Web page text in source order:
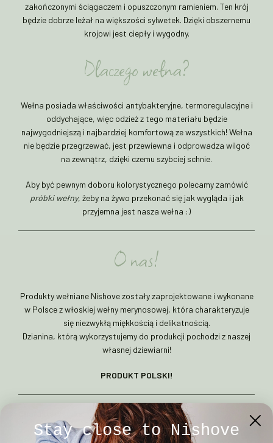
zakończonymi ściągaczem i opuszczonym ramieniem. Ten krój
będzie dobrze leżał na większości sylwetek. Dzięki obszernemu
krojowi jest ciepły i wygodny.
Dlaczego wełna?
Wełna posiada właściwości antybakteryjne, termoregulacyjne i
oddychające, więc odzież z tego materiału będzie
najwygodniejszą i najbardziej komfortową ze wszystkich! Wełna
nie będzie przegrzewać, jest przewiewna i odprowadza wilgoć
na zewnątrz, dzięki czemu szybciej schnie.
Aby być pewnym doboru kolorystycznego polecamy zamówić
próbki wełny, żeby na żywo przekonać się jak wygląda i jak
przyjemna jest nasza wełna :)
O nas!
Produkty wełniane Nishove zostały zaprojektowane i wykonane
w Polsce z włoskiej wełny merynosowej, która charakteryzuje
się niezwykłą miękkością i delikatnością.
Dzianina, którą wykorzystujemy do produkcji pochodzi z naszej
własnej dziewiarni!
PRODUKT POLSKI!
– sweter z wełny merino
Stay close to Nishove